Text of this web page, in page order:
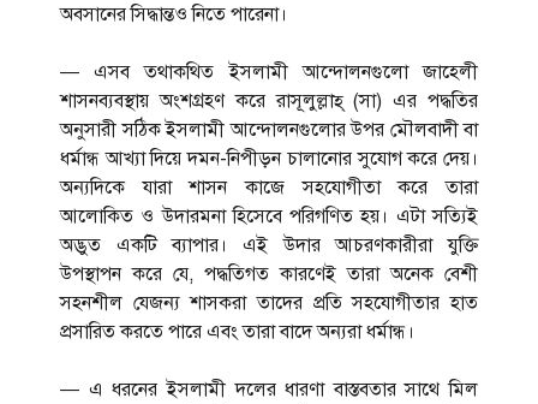
অবসানের সিদ্ধান্তও নিতে পারেনা।
— এসব তথাকথিত ইসলামী আন্দোলনগুলো জাহেলী
শাসনব্যবস্থায় অংশগ্রহণ করে রাসূলুল্লাহ্ (সা) এর পদ্ধতির
অনুসারী সঠিক ইসলামী আন্দোলনগুলোর উপর মৌলবাদী বা
ধর্মান্ধ আখ্যা দিয়ে দমন-নিপীড়ন চালানোর সুযোগ করে দেয়।
অন্যদিকে যারা শাসন কাজে সহযোগীতা করে তারা
আলোকিত ও উদারমনা হিসেবে পরিগণিত হয়। এটা সত্যিই
অদ্ভুত একটি ব্যাপার। এই উদার আচরণকারীরা যুক্তি
উপস্থাপন করে যে, পদ্ধতিগত কারণেই তারা অনেক বেশী
সহনশীল যেজন্য শাসকরা তাদের প্রতি সহযোগীতার হাত
প্রসারিত করতে পারে এবং তারা বাদে অন্যরা ধর্মান্ধ।
— এ ধরনের ইসলামী দলের ধারণা বাস্তবতার সাথে মিল